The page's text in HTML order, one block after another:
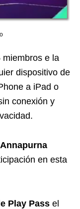
miembros e la
dispositivo de
a iPad o
conexión y
Annapurna
en esta
Play Pass el